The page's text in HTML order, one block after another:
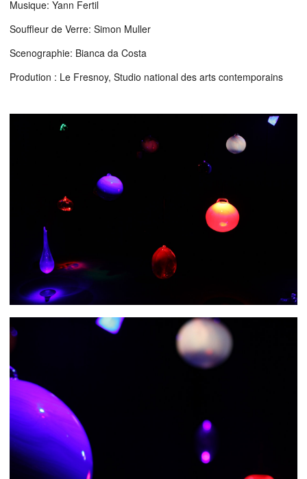
Musique: Yann Fertil
Souffleur de Verre: Simon Muller
Scenographie: Bianca da Costa
Prodution : Le Fresnoy, Studio national des arts contemporains